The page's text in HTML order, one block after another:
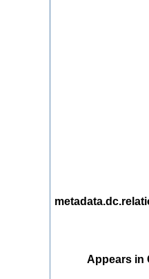
Appears in